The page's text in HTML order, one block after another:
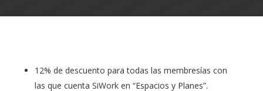
12% de descuento para todas las membresías con
las que cuenta SiWork en “Espacios y Planes”.